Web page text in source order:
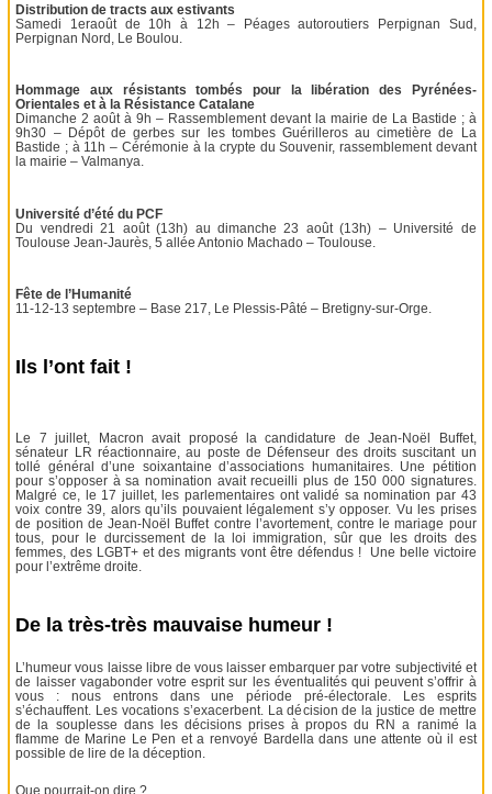
Distribution de tracts aux estivants
Samedi 1eraoût de 10h à 12h – Péages autoroutiers Perpignan Sud,
Perpignan Nord, Le Boulou.
Hommage aux résistants tombés pour la libération des Pyrénées-
Orientales et à la Résistance Catalane
Dimanche 2 août à 9h – Rassemblement devant la mairie de La Bastide ; à
9h30 – Dépôt de gerbes sur les tombes Guérilleros au cimetière de La
Bastide ; à 11h – Cérémonie à la crypte du Souvenir, rassemblement devant
la mairie – Valmanya.
Université d’été du PCF
Du vendredi 21 août (13h) au dimanche 23 août (13h) – Université de
Toulouse Jean-Jaurès, 5 allée Antonio Machado – Toulouse.
Fête de l’Humanité
11-12-13 septembre – Base 217, Le Plessis-Pâté – Bretigny-sur-Orge.
Ils l’ont fait !
Le 7 juillet, Macron avait proposé la candidature de Jean-Noël Buffet,
sénateur LR réactionnaire, au poste de Défenseur des droits suscitant un
tollé général d’une soixantaine d’associations humanitaires. Une pétition
pour s’opposer à sa nomination avait recueilli plus de 150 000 signatures.
Malgré ce, le 17 juillet, les parlementaires ont validé sa nomination par 43
voix contre 39, alors qu’ils pouvaient légalement s’y opposer. Vu les prises
de position de Jean-Noël Buffet contre l’avortement, contre le mariage pour
tous, pour le durcissement de la loi immigration, sûr que les droits des
femmes, des LGBT+ et des migrants vont être défendus ! Une belle victoire
pour l’extrême droite.
De la très-très mauvaise humeur !
L’humeur vous laisse libre de vous laisser embarquer par votre subjectivité et
de laisser vagabonder votre esprit sur les éventualités qui peuvent s’offrir à
vous : nous entrons dans une période pré-électorale. Les esprits
s’échauffent. Les vocations s’exacerbent. La décision de la justice de mettre
de la souplesse dans les décisions prises à propos du RN a ranimé la
flamme de Marine Le Pen et a renvoyé Bardella dans une attente où il est
possible de lire de la déception.
Que pourrait-on dire ?